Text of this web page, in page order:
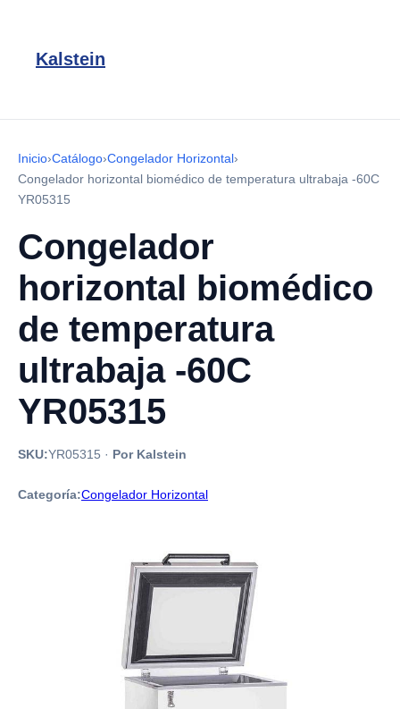
Kalstein
Inicio›Catálogo›Congelador Horizontal›
Congelador horizontal biomédico de temperatura ultrabaja -60C
YR05315
Congelador
horizontal biomédico
de temperatura
ultrabaja -60C
YR05315
SKU:YR05315 · Por Kalstein
Categoría:Congelador Horizontal